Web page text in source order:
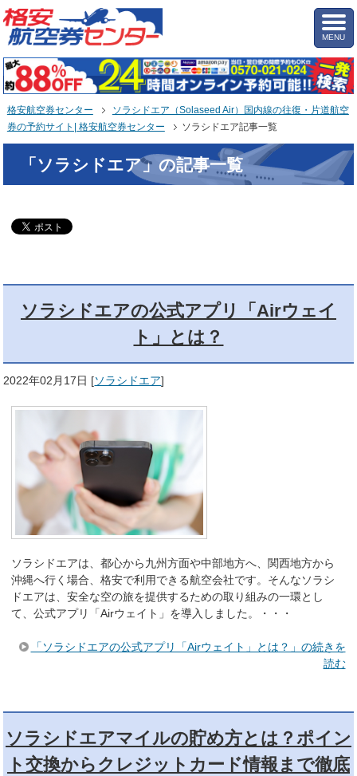
MENU
格安航空券センター
ソラシドエア（Solaseed Air）国内線の往復・片道航空
券の予約サイト| 格安航空券センター
ソラシドエア記事一覧
「ソラシドエア」の記事一覧
ソラシドエアの公式アプリ「Airウェイ
ト」とは？
2022年02月17日 [ソラシドエア]
ソラシドエアは、都心から九州方面や中部地方へ、関西地方から
沖縄へ行く場合、格安で利用できる航空会社です。そんなソラシ
ドエアは、安全な空の旅を提供するための取り組みの一環とし
て、公式アプリ「Airウェイト」を導入しました。・・・
「ソラシドエアの公式アプリ「Airウェイト」とは？」の続きを
読む
ソラシドエアマイルの貯め方とは？ポイン
ト交換からクレジットカード情報まで徹底